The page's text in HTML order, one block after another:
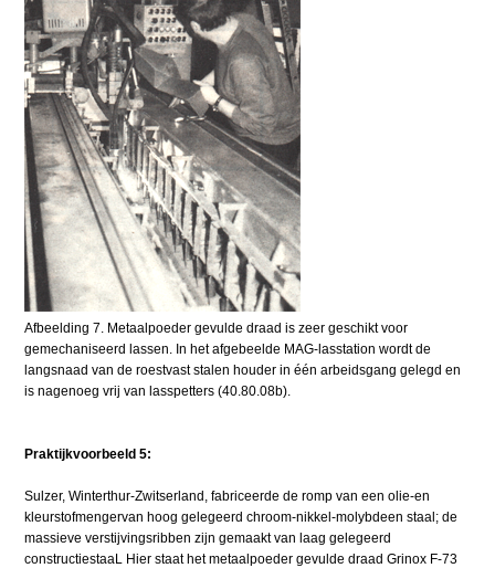
Afbeelding 7. Metaalpoeder gevulde draad is zeer geschikt voor
gemechaniseerd lassen. In het afgebeelde MAG-lasstation wordt de
langsnaad van de roestvast stalen houder in één arbeidsgang gelegd en
is nagenoeg vrij van lasspetters (40.80.08b).
Praktijkvoorbeeld 5:
Sulzer, Winterthur-Zwitserland, fabriceerde de romp van een olie-en
kleurstofmengervan hoog gelegeerd chroom-nikkel-molybdeen staal; de
massieve verstijvingsribben zijn gemaakt van laag gelegeerd
constructiestaaL Hier staat het metaalpoeder gevulde draad Grinox F-73